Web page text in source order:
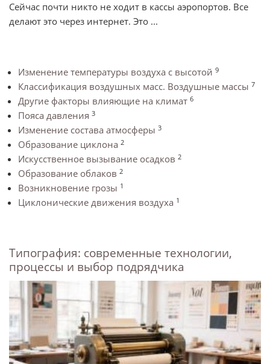
Сейчас почти никто не ходит в кассы аэропортов. Все
делают это через интернет. Это ...
Изменение температуры воздуха с высотой 9
Классификация воздушных масс. Воздушные массы 7
Другие факторы влияющие на климат 6
Пояса давления 3
Изменение состава атмосферы 3
Образование циклона 2
Искусственное вызывание осадков 2
Образование облаков 2
Возникновение грозы 1
Циклонические движения воздуха 1
Типография: современные технологии,
процессы и выбор подрядчика